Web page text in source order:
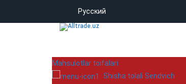
Русский
Mahsulotlar toifalari
Shisha tolali Sendvich